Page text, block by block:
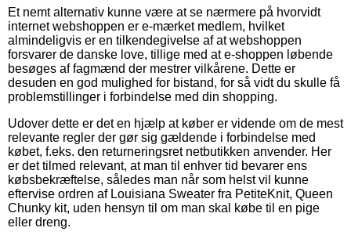
Et nemt alternativ kunne være at se nærmere på hvorvidt
internet webshoppen er e-mærket medlem, hvilket
almindeligvis er en tilkendegivelse af at webshoppen
forsvarer de danske love, tillige med at e-shoppen løbende
besøges af fagmænd der mestrer vilkårene. Dette er
desuden en god mulighed for bistand, for så vidt du skulle få
problemstillinger i forbindelse med din shopping.
Udover dette er det en hjælp at køber er vidende om de mest
relevante regler der gør sig gældende i forbindelse med
købet, f.eks. den returneringsret netbutikken anvender. Her
er det tilmed relevant, at man til enhver tid bevarer ens
købsbekræftelse, således man når som helst vil kunne
eftervise ordren af Louisiana Sweater fra PetiteKnit, Queen
Chunky kit, uden hensyn til om man skal købe til en pige
eller dreng.